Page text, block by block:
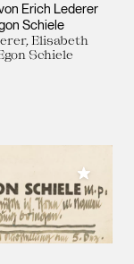
Erich Lederer
Schiele
Elisabeth
Schiele
Meiner